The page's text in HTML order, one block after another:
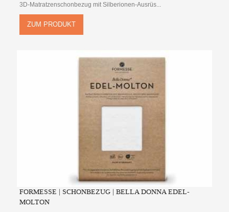
3D-Matratzenschonbezug mit Silberionen-Ausrüs...
ZUM PRODUKT
FORMESSE | SCHONBEZUG | BELLA DONNA EDEL-
MOLTON